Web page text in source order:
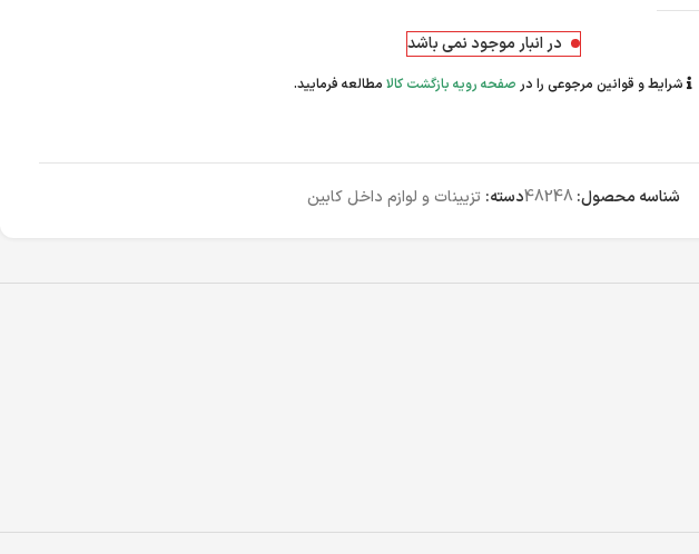
در انبار موجود نمی باشد
شرایط و قوانین مرجوعی را در صفحه رویه بازگشت کالا مطالعه فرمایید.
شناسه محصول: 48248دسته: تزیینات و لوازم داخل کابین